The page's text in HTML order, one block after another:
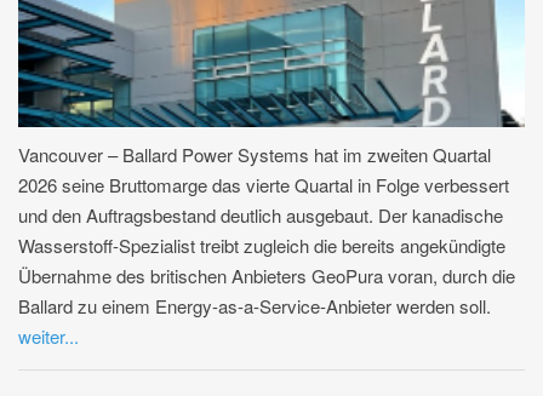
Vancouver – Ballard Power Systems hat im zweiten Quartal
2026 seine Bruttomarge das vierte Quartal in Folge verbessert
und den Auftragsbestand deutlich ausgebaut. Der kanadische
Wasserstoff-Spezialist treibt zugleich die bereits angekündigte
Übernahme des britischen Anbieters GeoPura voran, durch die
Ballard zu einem Energy-as-a-Service-Anbieter werden soll.
weiter...